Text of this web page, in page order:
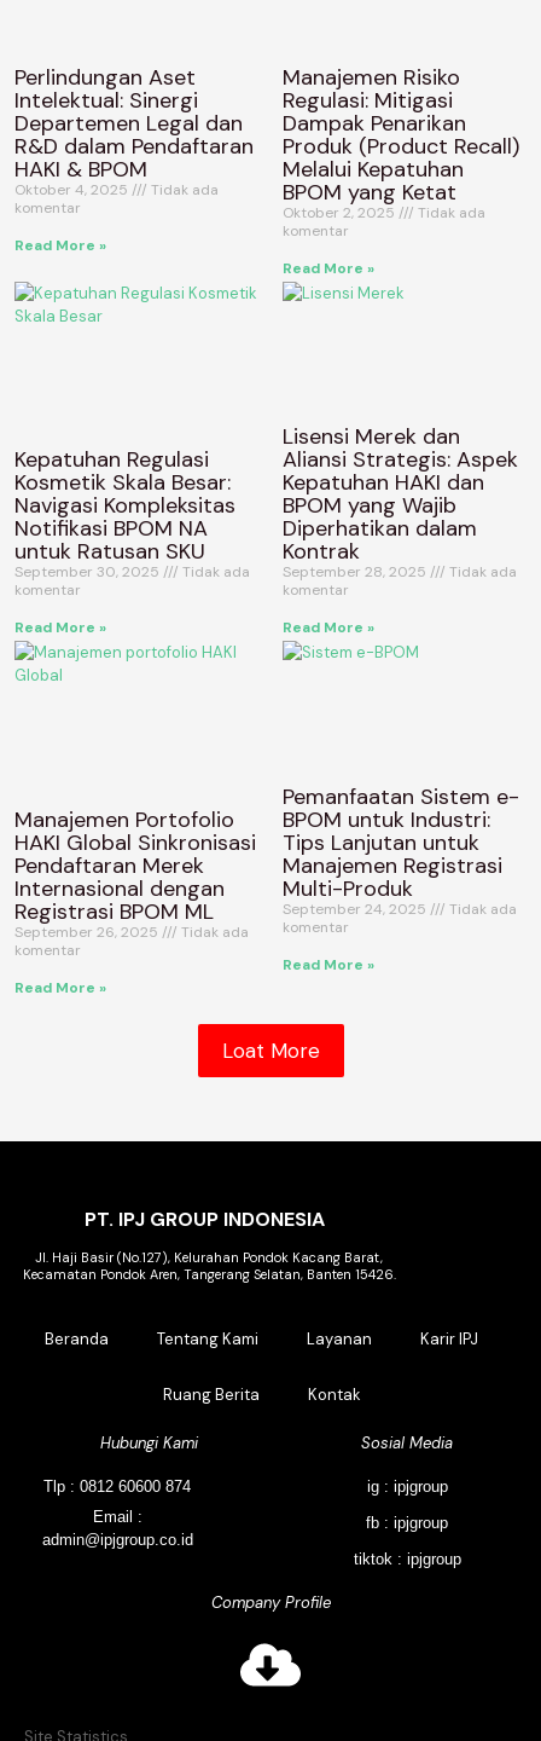
Perlindungan Aset
Intelektual: Sinergi
Departemen Legal dan
R&D dalam Pendaftaran
HAKI & BPOM
Oktober 4, 2025
Tidak ada
komentar
Read More »
Manajemen Risiko
Regulasi: Mitigasi
Dampak Penarikan
Produk (Product Recall)
Melalui Kepatuhan
BPOM yang Ketat
Oktober 2, 2025
Tidak ada
komentar
Read More »
Kepatuhan Regulasi
Kosmetik Skala Besar:
Navigasi Kompleksitas
Notifikasi BPOM NA
untuk Ratusan SKU
September 30, 2025
Tidak ada
komentar
Read More »
Lisensi Merek dan
Aliansi Strategis: Aspek
Kepatuhan HAKI dan
BPOM yang Wajib
Diperhatikan dalam
Kontrak
September 28, 2025
Tidak ada
komentar
Read More »
Manajemen Portofolio
HAKI Global Sinkronisasi
Pendaftaran Merek
Internasional dengan
Registrasi BPOM ML
September 26, 2025
Tidak ada
komentar
Read More »
Pemanfaatan Sistem e-
BPOM untuk Industri:
Tips Lanjutan untuk
Manajemen Registrasi
Multi-Produk
September 24, 2025
Tidak ada
komentar
Read More »
Loat More
PT. IPJ GROUP INDONESIA
Jl. Haji Basir (No.127), Kelurahan Pondok Kacang Barat,
Kecamatan Pondok Aren, Tangerang Selatan, Banten 15426.
Beranda Tentang Kami Layanan Karir IPJ
Ruang Berita Kontak
Hubungi Kami
Tlp : 0812 60600 874
Email :
admin@ipjgroup.co.id
Sosial Media
ig : ipjgroup
fb : ipjgroup
tiktok : ipjgroup
Company Profile